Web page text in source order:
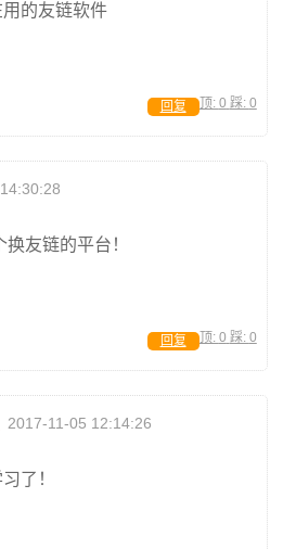
的友链软件
顶: 0 踩: 0
回复
友链的平台！
顶: 0 踩: 0
回复
2017-11-05 12:14:26
了！